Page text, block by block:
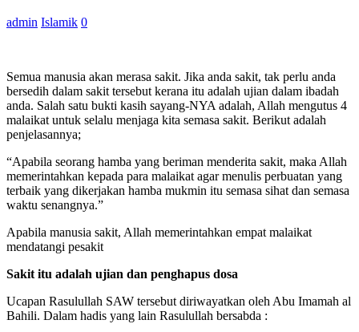
admin Islamik 0
Semua manusia akan merasa sakit. Jika anda sakit, tak perlu anda
bersedih dalam sakit tersebut kerana itu adalah ujian dalam ibadah
anda. Salah satu bukti kasih sayang-NYA adalah, Allah mengutus 4
malaikat untuk selalu menjaga kita semasa sakit. Berikut adalah
penjelasannya;
“Apabila seorang hamba yang beriman menderita sakit, maka Allah
memerintahkan kepada para malaikat agar menulis perbuatan yang
terbaik yang dikerjakan hamba mukmin itu semasa sihat dan semasa
waktu senangnya.”
Apabila manusia sakit, Allah memerintahkan empat malaikat
mendatangi pesakit
Sakit itu adalah ujian dan penghapus dosa
Ucapan Rasulullah SAW tersebut diriwayatkan oleh Abu Imamah al
Bahili. Dalam hadis yang lain Rasulullah bersabda :